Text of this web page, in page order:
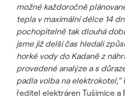
možné každoročně
tepla v maximální délce 14
pochopitelně tak dlouhá
jsme již delší čas hledali
horké vody do Kadaně z
provedené analýze a s
padla volba na elektrokotel,“
ředitel elektráren Tušimice a